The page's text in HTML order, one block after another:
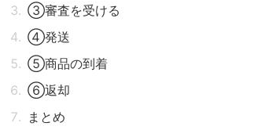
③審査を受ける
④発送
⑤商品の到着
⑥返却
まとめ